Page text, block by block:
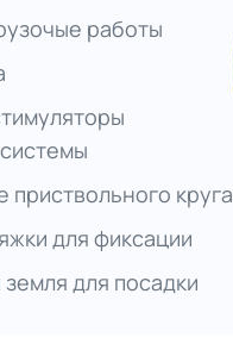
работы
круга
для фиксации
для посадки